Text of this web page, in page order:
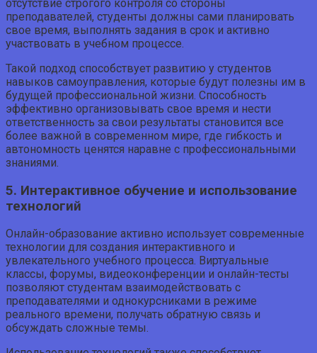
отсутствие строгого контроля со стороны
преподавателей, студенты должны сами планировать
свое время, выполнять задания в срок и активно
участвовать в учебном процессе.
Такой подход способствует развитию у студентов
навыков самоуправления, которые будут полезны им в
будущей профессиональной жизни. Способность
эффективно организовывать свое время и нести
ответственность за свои результаты становится все
более важной в современном мире, где гибкость и
автономность ценятся наравне с профессиональными
знаниями.
5. Интерактивное обучение и использование
технологий
Онлайн-образование активно использует современные
технологии для создания интерактивного и
увлекательного учебного процесса. Виртуальные
классы, форумы, видеоконференции и онлайн-тесты
позволяют студентам взаимодействовать с
преподавателями и однокурсниками в режиме
реального времени, получать обратную связь и
обсуждать сложные темы.